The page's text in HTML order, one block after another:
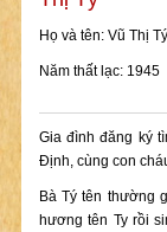
Họ và tên: Vũ Thị Tý
Năm thất lạc: 1945
Gia đình đăng ký
Định, cùng con
Bà Tý tên thường
hương tên Ty rồi